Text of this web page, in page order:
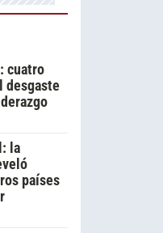
cuatro
desgaste
la
países